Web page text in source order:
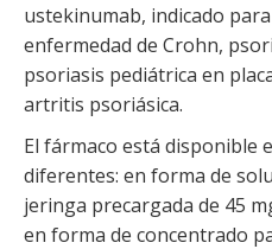
ustekinumab, indicado
enfermedad de Crohn,
psoriasis pediátrica en
artritis psoriásica.
El fármaco está disponible
diferentes: en forma de
jeringa precargada de 45
en forma de concentrado